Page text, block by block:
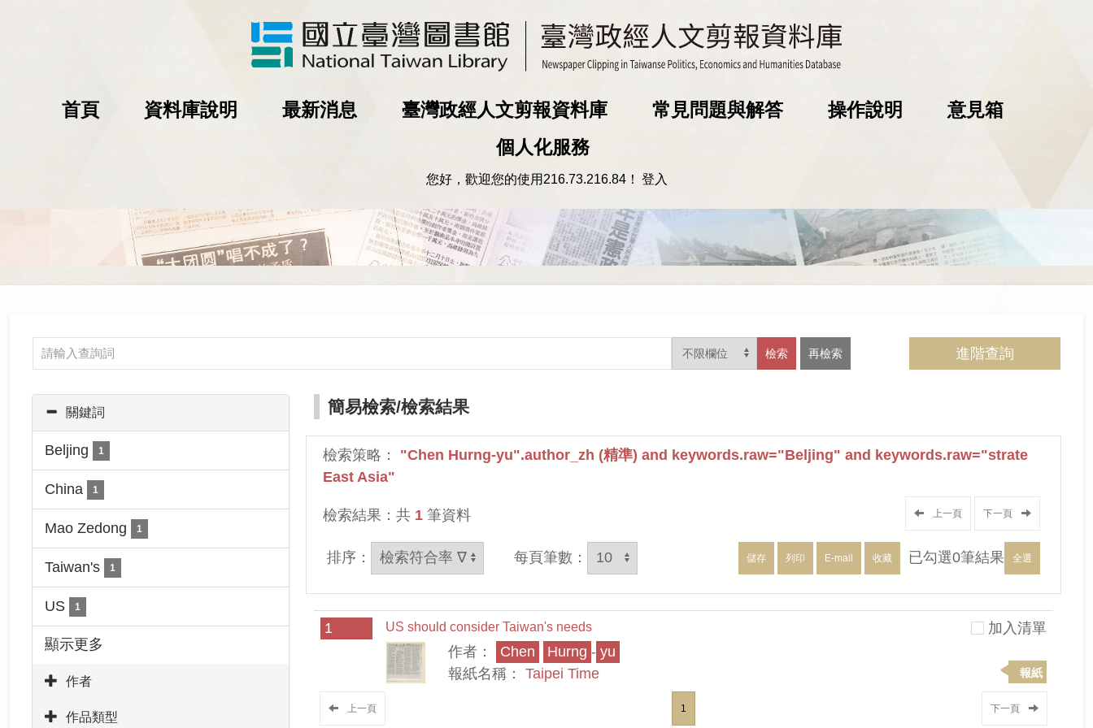
首頁 資料庫說明 最新消息 臺灣政經人文剪報資料庫 常見問題與解答 操作說明
意見箱
個人化服務
您好，歡迎您的使用 216.73.216.84！ 登入
檢索 再檢索 進階查詢
簡易檢索/檢索結果
檢索策略：
"Chen Hurng-yu".author_zh (精準) and keywords.raw="Beljing" and keywords.raw="strate
East Asia"
檢索結果：共 1筆資料 上一頁 下一頁
排序： 每頁筆數： 儲存 列印 E-mail 收藏 已勾選0筆結果 全選
1 US should consider Taiwan's needs
作者： Chen Hurng - yu
報紙名稱：Taipei Time
加入清單
報紙
上一頁 1 下一頁
關鍵詞
Beljing 1
China 1
Mao Zedong 1
Taiwan's 1
US 1
顯示更多
作者
作品類型